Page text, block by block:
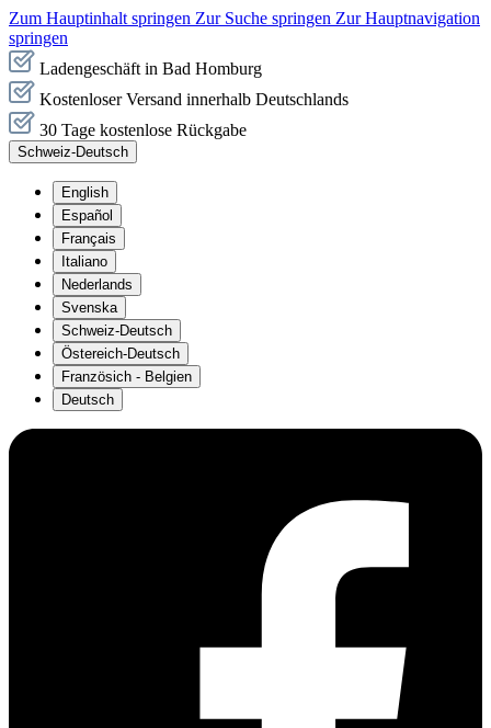
Zum Hauptinhalt springen Zur Suche springen Zur Hauptnavigation
springen
Ladengeschäft in Bad Homburg
Kostenloser Versand innerhalb Deutschlands
30 Tage kostenlose Rückgabe
Schweiz-Deutsch
English
Español
Français
Italiano
Nederlands
Svenska
Schweiz-Deutsch
Östereich-Deutsch
Französich - Belgien
Deutsch